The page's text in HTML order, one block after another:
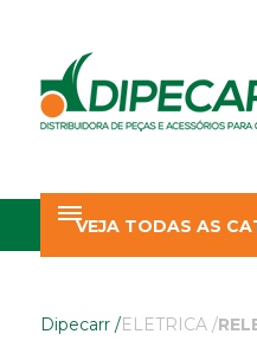
VEJA TODAS AS
Dipecarr /ELETRICA /